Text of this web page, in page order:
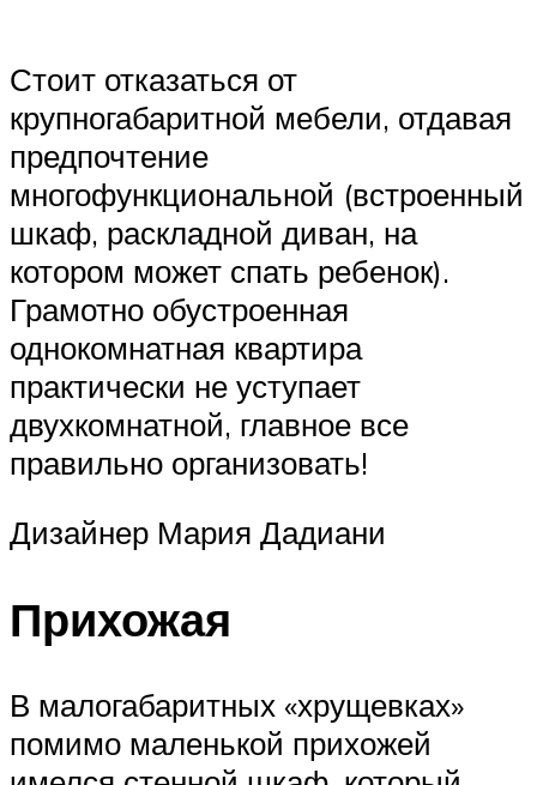
Стоит отказаться от
крупногабаритной мебели, отдавая
предпочтение
многофункциональной (встроенный
шкаф, раскладной диван, на
котором может спать ребенок).
Грамотно обустроенная
однокомнатная квартира
практически не уступает
двухкомнатной, главное все
правильно организовать!
Дизайнер Мария Дадиани
Прихожая
В малогабаритных «хрущевках»
помимо маленькой прихожей